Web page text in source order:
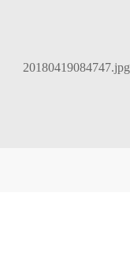
20180419084747.jpg